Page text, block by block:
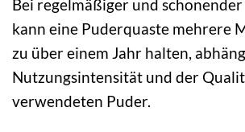
Bei regelmäßiger und
kann eine Puderquaste mehrere
zu über einem Jahr halten,
Nutzungsintensität und der
verwendeten Puder.